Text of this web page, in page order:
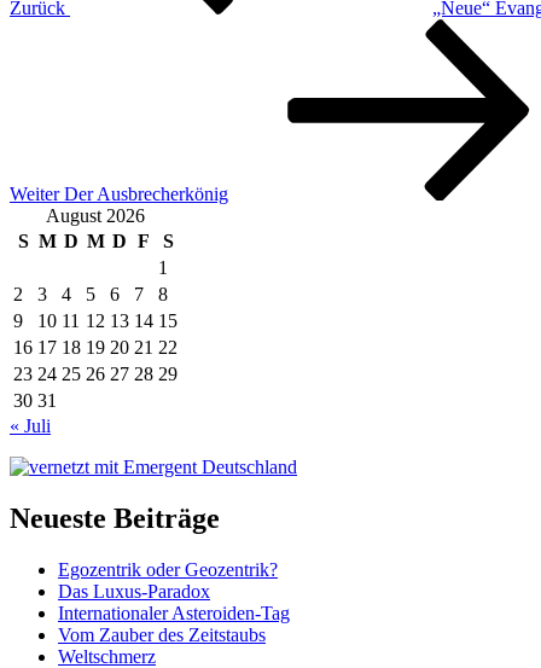
Zurück
„Neue“
Weiter Der Ausbrecherkönig
August 2026
S M D M D F
S
1
2
3 4 5 6 7
8
9
10 11 12 13 14 15
16 17 18 19 20 21 22
23 24 25 26 27 28 29
30 31
« Juli
Neueste Beiträge
Egozentrik oder Geozentrik?
Das Luxus-Paradox
Internationaler Asteroiden-Tag
Vom Zauber des Zeitstaubs
Weltschmerz